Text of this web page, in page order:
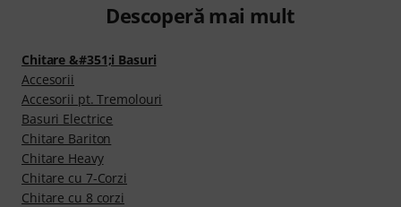
Descoperă mai mult
Chitare &#351;i Basuri
Accesorii
Accesorii pt. Tremolouri
Basuri Electrice
Chitare Bariton
Chitare Heavy
Chitare cu 7-Corzi
Chitare cu 8 corzi